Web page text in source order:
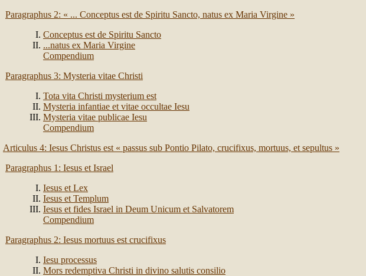
Paragraphus 2: « ... Conceptus est de Spiritu Sancto, natus ex Maria Virgine »
Conceptus est de Spiritu Sancto
...natus ex Maria Virgine
Compendium
Paragraphus 3: Mysteria vitae Christi
Tota vita Christi mysterium est
Mysteria infantiae et vitae occultae Iesu
Mysteria vitae publicae Iesu
Compendium
Articulus 4: Iesus Christus est « passus sub Pontio Pilato, crucifixus, mortuus, et sepultus »
Paragraphus 1: Iesus et Israel
Iesus et Lex
Iesus et Templum
Iesus et fides Israel in Deum Unicum et Salvatorem
Compendium
Paragraphus 2: Iesus mortuus est crucifixus
Iesu processus
Mors redemptiva Christi in divino salutis consilio